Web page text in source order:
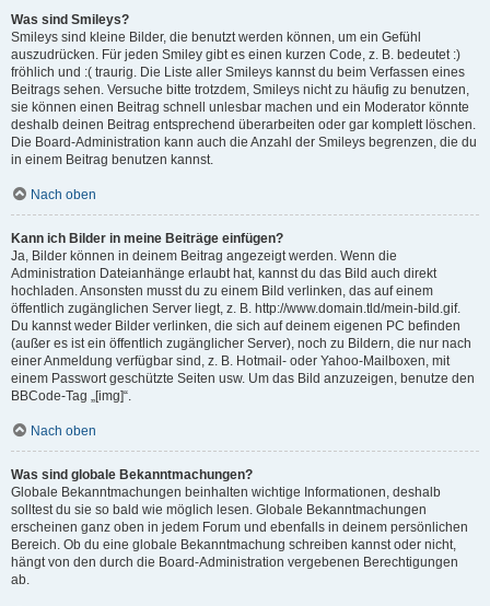
Was sind Smileys?
Smileys sind kleine Bilder, die benutzt werden können, um ein Gefühl
auszudrücken. Für jeden Smiley gibt es einen kurzen Code, z. B. bedeutet :)
fröhlich und :( traurig. Die Liste aller Smileys kannst du beim Verfassen eines
Beitrags sehen. Versuche bitte trotzdem, Smileys nicht zu häufig zu benutzen,
sie können einen Beitrag schnell unlesbar machen und ein Moderator könnte
deshalb deinen Beitrag entsprechend überarbeiten oder gar komplett löschen.
Die Board-Administration kann auch die Anzahl der Smileys begrenzen, die du
in einem Beitrag benutzen kannst.
Nach oben
Kann ich Bilder in meine Beiträge einfügen?
Ja, Bilder können in deinem Beitrag angezeigt werden. Wenn die
Administration Dateianhänge erlaubt hat, kannst du das Bild auch direkt
hochladen. Ansonsten musst du zu einem Bild verlinken, das auf einem
öffentlich zugänglichen Server liegt, z. B. http://www.domain.tld/mein-bild.gif.
Du kannst weder Bilder verlinken, die sich auf deinem eigenen PC befinden
(außer es ist ein öffentlich zugänglicher Server), noch zu Bildern, die nur nach
einer Anmeldung verfügbar sind, z. B. Hotmail- oder Yahoo-Mailboxen, mit
einem Passwort geschützte Seiten usw. Um das Bild anzuzeigen, benutze den
BBCode-Tag „[img]“.
Nach oben
Was sind globale Bekanntmachungen?
Globale Bekanntmachungen beinhalten wichtige Informationen, deshalb
solltest du sie so bald wie möglich lesen. Globale Bekanntmachungen
erscheinen ganz oben in jedem Forum und ebenfalls in deinem persönlichen
Bereich. Ob du eine globale Bekanntmachung schreiben kannst oder nicht,
hängt von den durch die Board-Administration vergebenen Berechtigungen
ab.